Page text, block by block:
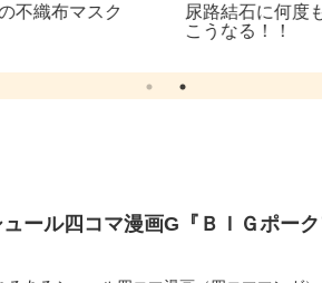
不織布マスク
尿路結石に何度
こうなる！！
ール四コマ漫画G『ＢＩＧポー